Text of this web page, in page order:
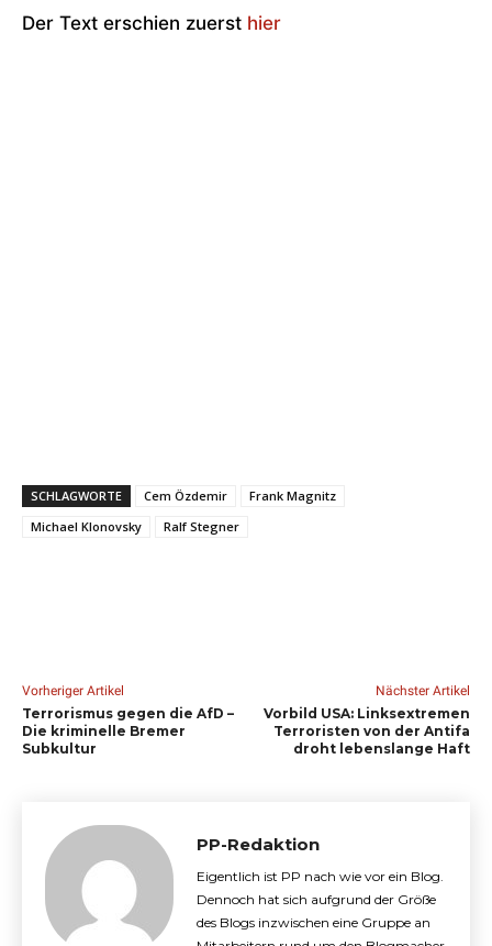
Der Text erschien zuerst hier
SCHLAGWORTE Cem Özdemir
Frank Magnitz
Michael Klonovsky
Ralf Stegner
Vorheriger Artikel
Terrorismus gegen die AfD –
Die kriminelle Bremer
Subkultur
Nächster Artikel
Vorbild USA: Linksextremen
Terroristen von der Antifa
droht lebenslange Haft
PP-Redaktion
Eigentlich ist PP nach wie vor ein Blog.
Dennoch hat sich aufgrund der Größe
des Blogs inzwischen eine Gruppe an